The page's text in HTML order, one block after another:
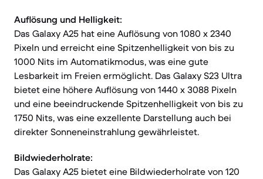
Auflösung und Helligkeit:
Das Galaxy A25 hat eine Auflösung von 1080 x 2340
Pixeln und erreicht eine Spitzenhelligkeit von bis zu
1000 Nits im Automatikmodus, was eine gute
Lesbarkeit im Freien ermöglicht. Das Galaxy S23 Ultra
bietet eine höhere Auflösung von 1440 x 3088 Pixeln
und eine beeindruckende Spitzenhelligkeit von bis zu
1750 Nits, was eine exzellente Darstellung auch bei
direkter Sonneneinstrahlung gewährleistet.
Bildwiederholrate:
Das Galaxy A25 bietet eine Bildwiederholrate von 120